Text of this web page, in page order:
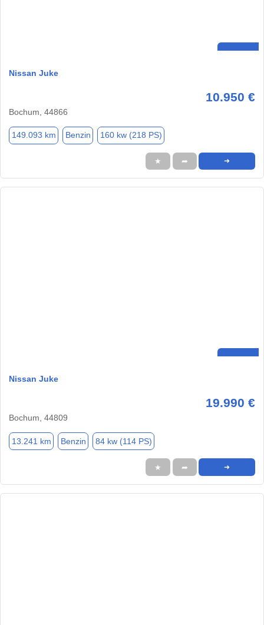
Nissan Juke
10.950 €
Bochum, 44866
149.093 km Benzin 160 kw (218 PS)
★ ➦ ➜
Nissan Juke
19.990 €
Bochum, 44809
13.241 km Benzin 84 kw (114 PS)
★ ➦ ➜